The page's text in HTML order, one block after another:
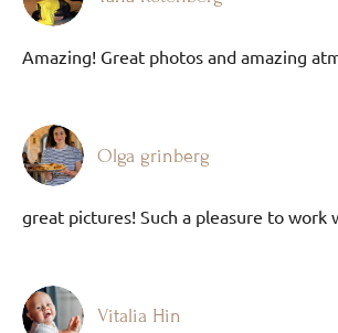
Amazing! Great photos and amazing
Olga grinberg
great pictures! Such a pleasure to work
Vitalia Hin